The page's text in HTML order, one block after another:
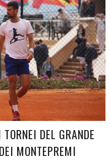
DEL GRANDE
MONTEPREMI